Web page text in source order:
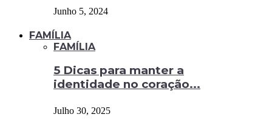
Junho 5, 2024
FAMÍLIA
FAMÍLIA
5 Dicas para manter a
identidade no coração...
Julho 30, 2025